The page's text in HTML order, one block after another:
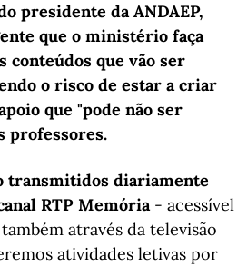
presidente da ANDAEP,
que o ministério faça
conteúdos que vão ser
o risco de estar a criar
que "pode não ser
professores.
transmitidos diariamente
RTP Memória- acessível
através da televisão
atividades letivas por